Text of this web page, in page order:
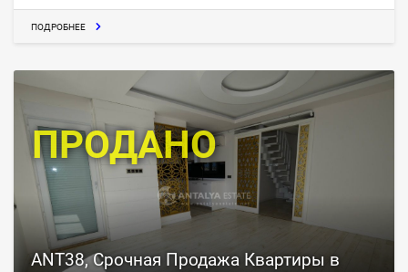
ПОДРОБНЕЕ
ANT38, Срочная Продажа Квартиры в
ПРОДАНО